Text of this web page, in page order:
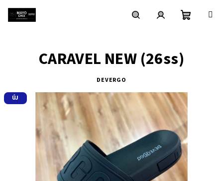
CARAVEL NEW (26ss)
DEVERGO
ÚJ